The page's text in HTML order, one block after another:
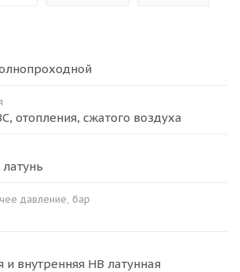
отопления, сжатого воздуха
давление, бар
внутренняя HB латунная